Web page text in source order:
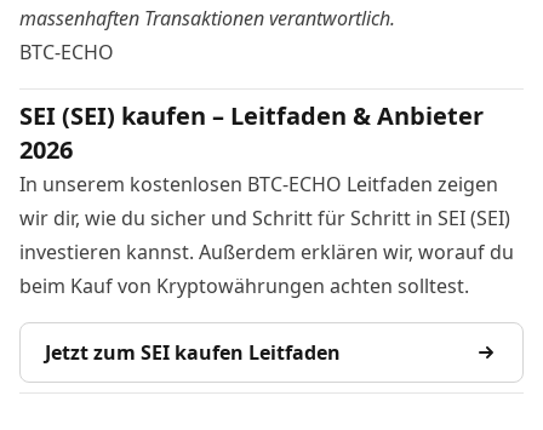
massenhaften Transaktionen verantwortlich.
BTC-ECHO
SEI (SEI) kaufen – Leitfaden & Anbieter
2026
In unserem kostenlosen BTC-ECHO Leitfaden zeigen
wir dir, wie du sicher und Schritt für Schritt in SEI (SEI)
investieren kannst. Außerdem erklären wir, worauf du
beim Kauf von Kryptowährungen achten solltest.
Jetzt zum SEI kaufen Leitfaden